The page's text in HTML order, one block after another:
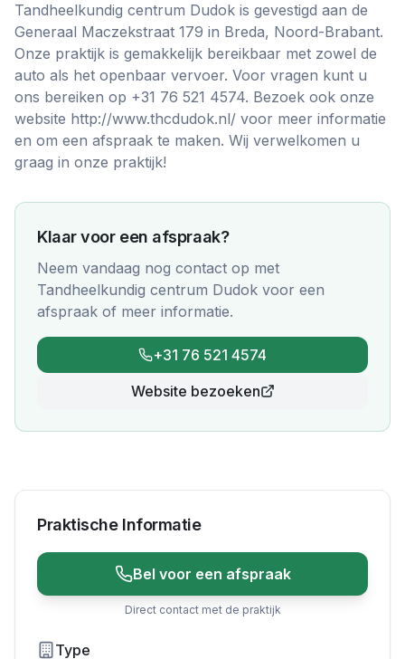
Tandheelkundig centrum Dudok is gevestigd aan de
Generaal Maczekstraat 179 in Breda, Noord-Brabant.
Onze praktijk is gemakkelijk bereikbaar met zowel de
auto als het openbaar vervoer. Voor vragen kunt u
ons bereiken op +31 76 521 4574. Bezoek ook onze
website http://www.thcdudok.nl/ voor meer informatie
en om een afspraak te maken. Wij verwelkomen u
graag in onze praktijk!
Klaar voor een afspraak?
Neem vandaag nog contact op met
Tandheelkundig centrum Dudok voor een
afspraak of meer informatie.
+31 76 521 4574
Website bezoeken
Praktische Informatie
Bel voor een afspraak
Direct contact met de praktijk
Type